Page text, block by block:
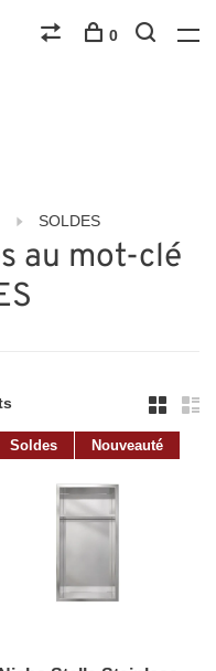
0
SOLDES
au mot-clé
Soldes Nouveauté